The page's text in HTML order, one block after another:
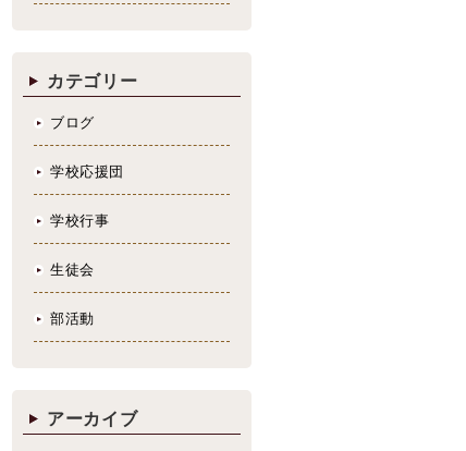
カテゴリー
ブログ
学校応援団
学校行事
生徒会
部活動
アーカイブ